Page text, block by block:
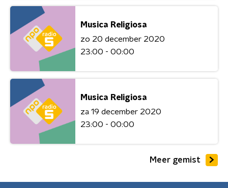
Musica Religiosa
zo 20 december 2020
23:00 - 00:00
Musica Religiosa
za 19 december 2020
23:00 - 00:00
Meer gemist